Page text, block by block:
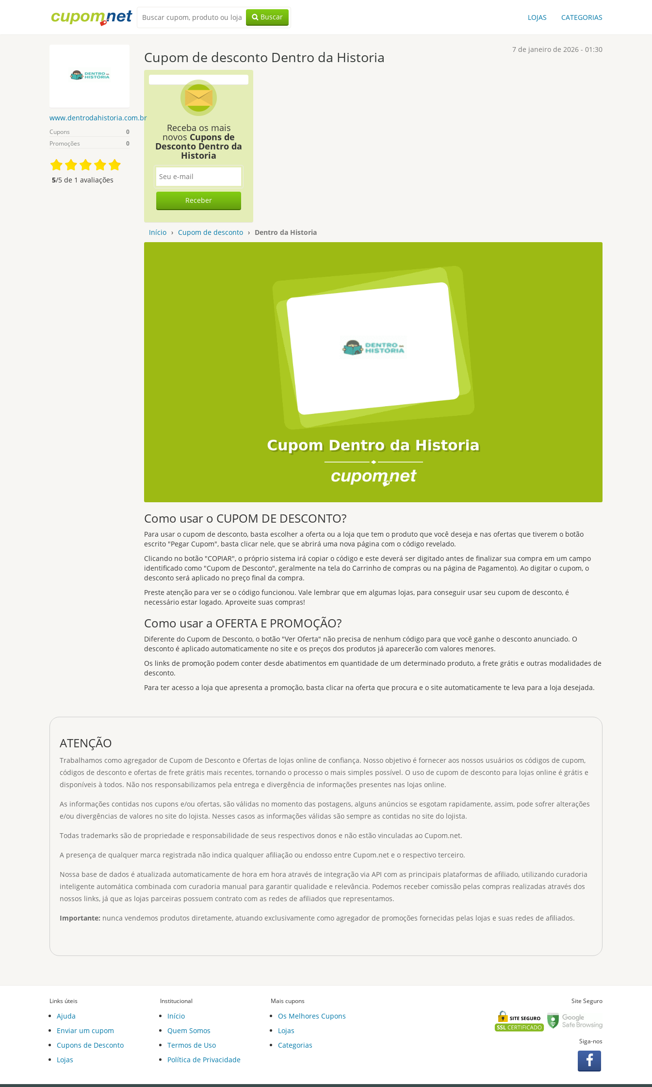
Buscar LOJAS CATEGORIAS
Cupom de desconto Dentro da Historia 7 de janeiro de 2026 - 01:30
Receba os mais
novos Cupons de
Desconto Dentro da
Historia
Receber
Início › Cupom de desconto › Dentro da Historia
Como usar o CUPOM DE DESCONTO?
Para usar o cupom de desconto, basta escolher a oferta ou a loja que tem o produto que você deseja e nas ofertas que tiverem o botão
escrito "Pegar Cupom", basta clicar nele, que se abrirá uma nova página com o código revelado.
Clicando no botão "COPIAR", o próprio sistema irá copiar o código e este deverá ser digitado antes de finalizar sua compra em um campo
identificado como "Cupom de Desconto", geralmente na tela do Carrinho de compras ou na página de Pagamento). Ao digitar o cupom, o
desconto será aplicado no preço final da compra.
Preste atenção para ver se o código funcionou. Vale lembrar que em algumas lojas, para conseguir usar seu cupom de desconto, é
necessário estar logado. Aproveite suas compras!
Como usar a OFERTA E PROMOÇÃO?
Diferente do Cupom de Desconto, o botão "Ver Oferta" não precisa de nenhum código para que você ganhe o desconto anunciado. O
desconto é aplicado automaticamente no site e os preços dos produtos já aparecerão com valores menores.
Os links de promoção podem conter desde abatimentos em quantidade de um determinado produto, a frete grátis e outras modalidades de
desconto.
Para ter acesso a loja que apresenta a promoção, basta clicar na oferta que procura e o site automaticamente te leva para a loja desejada.
www.dentrodahistoria.com.br
Cupons
0
Promoções
0
5/5 de 1 avaliações
ATENÇÃO
Trabalhamos como agregador de Cupom de Desconto e Ofertas de lojas online de confiança. Nosso objetivo é fornecer aos nossos usuários os códigos de cupom,
códigos de desconto e ofertas de frete grátis mais recentes, tornando o processo o mais simples possível. O uso de cupom de desconto para lojas online é grátis e
disponíveis à todos. Não nos responsabilizamos pela entrega e divergência de informações presentes nas lojas online.
As informações contidas nos cupons e/ou ofertas, são válidas no momento das postagens, alguns anúncios se esgotam rapidamente, assim, pode sofrer alterações
e/ou divergências de valores no site do lojista. Nesses casos as informações válidas são sempre as contidas no site do lojista.
Todas trademarks são de propriedade e responsabilidade de seus respectivos donos e não estão vinculadas ao Cupom.net.
A presença de qualquer marca registrada não indica qualquer afiliação ou endosso entre Cupom.net e o respectivo terceiro.
Nossa base de dados é atualizada automaticamente de hora em hora através de integração via API com as principais plataformas de afiliado, utilizando curadoria
inteligente automática combinada com curadoria manual para garantir qualidade e relevância. Podemos receber comissão pelas compras realizadas através dos
nossos links, já que as lojas parceiras possuem contrato com as redes de afiliados que representamos.
Importante: nunca vendemos produtos diretamente, atuando exclusivamente como agregador de promoções fornecidas pelas lojas e suas redes de afiliados.
Links úteis
Ajuda
Enviar um cupom
Cupons de Desconto
Lojas
Institucional
Início
Quem Somos
Termos de Uso
Política de Privacidade
Mais cupons
Os Melhores Cupons
Lojas
Categorias
Site Seguro
Siga-nos